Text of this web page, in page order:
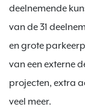
deelnemende
van de 31
en grote
van een externe
projecten, extra
veel meer.